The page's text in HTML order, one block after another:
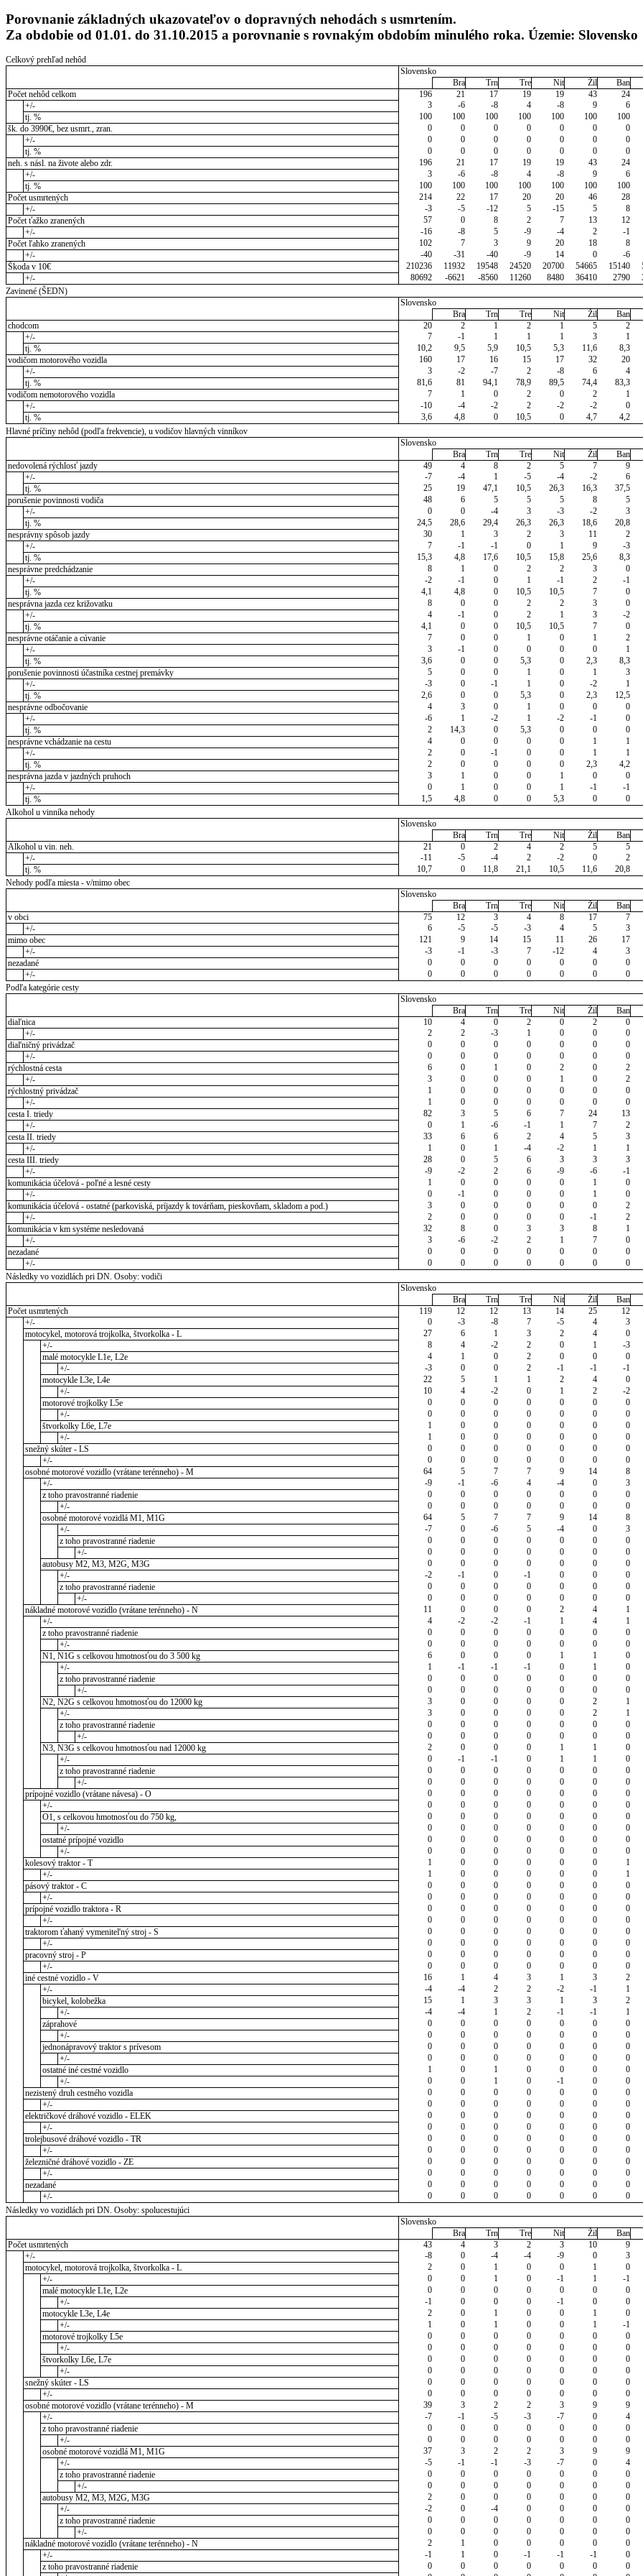
Porovnanie základných ukazovateľov o dopravných nehodách s usmrtením.
Za obdobie od 01.01. do 31.10.2015 a porovnanie s rovnakým obdobím minulého roka. Územie: Slovensko
Celkový prehľad nehôd
Slovensko
Bra
Trn Tre Nit Žil Ban
Počet nehôd celkom
196 21 17 19 19 43 24
+/-
3 -6 -8 4 -8 9 6
tj. %
100 100 100 100 100 100 100
šk. do 3990€, bez usmrt., zran.
0 0 0 0 0 0 0
+/-
0 0 0 0 0 0 0
tj. %
0 0 0 0 0 0 0
neh. s násl. na živote alebo zdr.
196 21 17 19 19 43 24
+/-
3 -6 -8 4 -8 9 6
tj. %
100 100 100 100 100 100 100
Počet usmrtených
214 22 17 20 20 46 28
+/-
-3 -5 -12 5 -15 5 8
Počet ťažko zranených
57 0 8 2 7 13 12
+/-
-16 -8 5 -9 -4 2 -1
Počet ľahko zranených
102 7 3 9 20 18 8
+/-
-40 -31 -40 -9 14 0 -6
Škoda v 10€
210236 11932 19548 24520 20700 54665 15140
+/-
80692 -6621 -8560 11260 8480 36410 2790
Zavinené (ŠEDN)
Slovensko
Bra
Trn Tre Nit Žil Ban
chodcom
20 2 1 2 1 5 2
+/-
7 -1 1 1 1 3 1
tj. %
10,2 9,5 5,9 10,5 5,3 11,6 8,3
vodičom motorového vozidla
160 17 16 15 17 32 20
+/-
3 -2 -7 2 -8 6 4
tj. %
81,6 81 94,1 78,9 89,5 74,4 83,3
vodičom nemotorového vozidla
7 1 0 2 0 2 1
+/-
-10 -4 -2 2 -2 -2 0
tj. %
3,6 4,8 0 10,5 0 4,7 4,2
Hlavné príčiny nehôd (podľa frekvencie), u vodičov hlavných vinníkov
Slovensko
Bra
Trn Tre Nit Žil Ban
nedovolená rýchlosť jazdy
49 4 8 2 5 7 9
+/-
-7 -4 1 -5 -4 -2 6
tj. %
25 19 47,1 10,5 26,3 16,3 37,5
porušenie povinnosti vodiča
48 6 5 5 5 8 5
+/-
0 0 -4 3 -3 -2 3
tj. %
24,5 28,6 29,4 26,3 26,3 18,6 20,8
nesprávny spôsob jazdy
30 1 3 2 3 11 2
+/-
7 -1 -1 0 1 9 -3
tj. %
15,3 4,8 17,6 10,5 15,8 25,6 8,3
nesprávne predchádzanie
8 1 0 2 2 3 0
+/-
-2 -1 0 1 -1 2 -1
tj. %
4,1 4,8 0 10,5 10,5 7 0
nesprávna jazda cez križovatku
8 0 0 2 2 3 0
+/-
4 -1 0 2 1 3 -2
tj. %
4,1 0 0 10,5 10,5 7 0
nesprávne otáčanie a cúvanie
7 0 0 1 0 1 2
+/-
3 -1 0 0 0 0 1
tj. %
3,6 0 0 5,3 0 2,3 8,3
porušenie povinnosti účastníka cestnej premávky
5 0 0 1 0 1 3
+/-
-3 0 -1 1 0 -2 1
tj. %
2,6 0 0 5,3 0 2,3 12,5
nesprávne odbočovanie
4 3 0 1 0 0 0
+/-
-6 1 -2 1 -2 -1 0
tj. %
2 14,3 0 5,3 0 0 0
nesprávne vchádzanie na cestu
4 0 0 0 0 1 1
+/-
2 0 -1 0 0 1 1
tj. %
2 0 0 0 0 2,3 4,2
nesprávna jazda v jazdných pruhoch
3 1 0 0 1 0 0
+/-
0 1 0 0 1 -1 -1
tj. %
1,5 4,8 0 0 5,3 0 0
Alkohol u vinníka nehody
Slovensko
Bra
Trn Tre Nit Žil Ban
Alkohol u vin. neh.
21 0 2 4 2 5 5
+/-
-11 -5 -4 2 -2 0 2
tj. %
10,7 0 11,8 21,1 10,5 11,6 20,8
Nehody podľa miesta - v/mimo obec
Slovensko
Bra
Trn Tre Nit Žil Ban
v obci
75 12 3 4 8 17 7
+/-
6 -5 -5 -3 4 5 3
mimo obec
121 9 14 15 11 26 17
+/-
-3 -1 -3 7 -12 4 3
nezadané
0 0 0 0 0 0 0
+/-
0 0 0 0 0 0 0
Podľa kategórie cesty
Slovensko
Bra
Trn Tre Nit Žil Ban
diaľnica
10 4 0 2 0 2 0
+/-
2 2 -3 1 0 0 0
diaľničný privádzač
0 0 0 0 0 0 0
+/-
0 0 0 0 0 0 0
rýchlostná cesta
6 0 1 0 2 0 2
+/-
3 0 0 0 1 0 2
rýchlostný privádzač
1 0 0 0 0 0 0
+/-
1 0 0 0 0 0 0
cesta I. triedy
82 3 5 6 7 24 13
+/-
0 1 -6 -1 1 7 2
cesta II. triedy
33 6 6 2 4 5 3
+/-
1 0 1 -4 -2 1 1
cesta III. triedy
28 0 5 6 3 3 3
+/-
-9 -2 2 6 -9 -6 -1
komunikácia účelová - poľné a lesné cesty
1 0 0 0 0 1 0
+/-
0 -1 0 0 0 1 0
komunikácia účelová - ostatné (parkoviská, príjazdy k továrňam, pieskovňam, skladom a pod.)
3 0 0 0 0 0 2
+/-
2 0 0 0 0 -1 2
komunikácia v km systéme nesledovaná
32 8 0 3 3 8 1
+/-
3 -6 -2 2 1 7 0
nezadané
0 0 0 0 0 0 0
+/-
0 0 0 0 0 0 0
Následky vo vozidlách pri DN. Osoby: vodiči
Slovensko
Bra
Trn Tre Nit Žil Ban
Počet usmrtených
119 12 12 13 14 25 12
+/-
0 -3 -8 7 -5 4 3
motocykel, motorová trojkolka, štvorkolka - L
27 6 1 3 2 4 0
+/-
8 4 -2 2 0 1 -3
malé motocykle L1e, L2e
4 1 0 2 0 0 0
+/-
-3 0 0 2 -1 -1 -1
motocykle L3e, L4e
22 5 1 1 2 4 0
+/-
10 4 -2 0 1 2 -2
motorové trojkolky L5e
0 0 0 0 0 0 0
+/-
0 0 0 0 0 0 0
štvorkolky L6e, L7e
1 0 0 0 0 0 0
+/-
1 0 0 0 0 0 0
snežný skúter - LS
0 0 0 0 0 0 0
+/-
0 0 0 0 0 0 0
osobné motorové vozidlo (vrátane terénneho) - M
64 5 7 7 9 14 8
+/-
-9 -1 -6 4 -4 0 3
z toho pravostranné riadenie
0 0 0 0 0 0 0
+/-
0 0 0 0 0 0 0
osobné motorové vozidlá M1, M1G
64 5 7 7 9 14 8
+/-
-7 0 -6 5 -4 0 3
z toho pravostranné riadenie
0 0 0 0 0 0 0
+/-
0 0 0 0 0 0 0
autobusy M2, M3, M2G, M3G
0 0 0 0 0 0 0
+/-
-2 -1 0 -1 0 0 0
z toho pravostranné riadenie
0 0 0 0 0 0 0
+/-
0 0 0 0 0 0 0
nákladné motorové vozidlo (vrátane terénneho) - N
11 0 0 0 2 4 1
+/-
4 -2 -2 -1 1 4 1
z toho pravostranné riadenie
0 0 0 0 0 0 0
+/-
0 0 0 0 0 0 0
N1, N1G s celkovou hmotnosťou do 3 500 kg
6 0 0 0 1 1 0
+/-
1 -1 -1 -1 0 1 0
z toho pravostranné riadenie
0 0 0 0 0 0 0
+/-
0 0 0 0 0 0 0
N2, N2G s celkovou hmotnosťou do 12000 kg
3 0 0 0 0 2 1
+/-
3 0 0 0 0 2 1
z toho pravostranné riadenie
0 0 0 0 0 0 0
+/-
0 0 0 0 0 0 0
N3, N3G s celkovou hmotnosťou nad 12000 kg
2 0 0 0 1 1 0
+/-
0 -1 -1 0 1 1 0
z toho pravostranné riadenie
0 0 0 0 0 0 0
+/-
0 0 0 0 0 0 0
prípojné vozidlo (vrátane návesa) - O
0 0 0 0 0 0 0
+/-
0 0 0 0 0 0 0
O1, s celkovou hmotnosťou do 750 kg,
0 0 0 0 0 0 0
+/-
0 0 0 0 0 0 0
ostatné prípojné vozidlo
0 0 0 0 0 0 0
+/-
0 0 0 0 0 0 0
kolesový traktor - T
1 0 0 0 0 0 1
+/-
1 0 0 0 0 0 1
pásový traktor - C
0 0 0 0 0 0 0
+/-
0 0 0 0 0 0 0
prípojné vozidlo traktora - R
0 0 0 0 0 0 0
+/-
0 0 0 0 0 0 0
traktorom ťahaný vymeniteľný stroj - S
0 0 0 0 0 0 0
+/-
0 0 0 0 0 0 0
pracovný stroj - P
0 0 0 0 0 0 0
+/-
0 0 0 0 0 0 0
iné cestné vozidlo - V
16 1 4 3 1 3 2
+/-
-4 -4 2 2 -2 -1 1
bicykel, kolobežka
15 1 3 3 1 3 2
+/-
-4 -4 1 2 -1 -1 1
záprahové
0 0 0 0 0 0 0
+/-
0 0 0 0 0 0 0
jednonápravový traktor s prívesom
0 0 0 0 0 0 0
+/-
0 0 0 0 0 0 0
ostatné iné cestné vozidlo
1 0 1 0 0 0 0
+/-
0 0 1 0 -1 0 0
nezistený druh cestného vozidla
0 0 0 0 0 0 0
+/-
0 0 0 0 0 0 0
električkové dráhové vozidlo - ELEK
0 0 0 0 0 0 0
+/-
0 0 0 0 0 0 0
trolejbusové dráhové vozidlo - TR
0 0 0 0 0 0 0
+/-
0 0 0 0 0 0 0
železničné dráhové vozidlo - ZE
0 0 0 0 0 0 0
+/-
0 0 0 0 0 0 0
nezadané
0 0 0 0 0 0 0
+/-
0 0 0 0 0 0 0
Následky vo vozidlách pri DN. Osoby: spolucestujúci
Slovensko
Bra
Trn Tre Nit Žil Ban
Počet usmrtených
43 4 3 2 3 10 9
+/-
-8 0 -4 -4 -9 0 3
motocykel, motorová trojkolka, štvorkolka - L
2 0 1 0 0 1 0
+/-
0 0 1 0 -1 1 -1
malé motocykle L1e, L2e
0 0 0 0 0 0 0
+/-
-1 0 0 0 -1 0 0
motocykle L3e, L4e
2 0 1 0 0 1 0
+/-
1 0 1 0 0 1 -1
motorové trojkolky L5e
0 0 0 0 0 0 0
+/-
0 0 0 0 0 0 0
štvorkolky L6e, L7e
0 0 0 0 0 0 0
+/-
0 0 0 0 0 0 0
snežný skúter - LS
0 0 0 0 0 0 0
+/-
0 0 0 0 0 0 0
osobné motorové vozidlo (vrátane terénneho) - M
39 3 2 2 3 9 9
+/-
-7 -1 -5 -3 -7 0 4
z toho pravostranné riadenie
0 0 0 0 0 0 0
+/-
0 0 0 0 0 0 0
osobné motorové vozidlá M1, M1G
37 3 2 2 3 9 9
+/-
-5 -1 -1 -3 -7 0 4
z toho pravostranné riadenie
0 0 0 0 0 0 0
+/-
0 0 0 0 0 0 0
autobusy M2, M3, M2G, M3G
2 0 0 0 0 0 0
+/-
-2 0 -4 0 0 0 0
z toho pravostranné riadenie
0 0 0 0 0 0 0
+/-
0 0 0 0 0 0 0
nákladné motorové vozidlo (vrátane terénneho) - N
2 1 0 0 0 0 0
+/-
-1 1 0 -1 -1 -1 0
z toho pravostranné riadenie
0 0 0 0 0 0 0